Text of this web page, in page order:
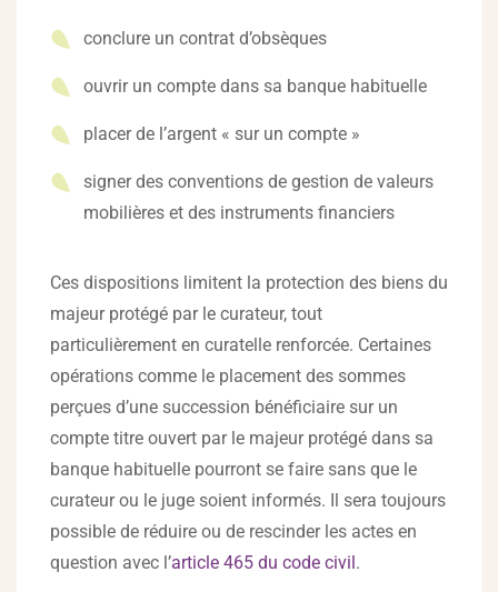
conclure un contrat d’obsèques
ouvrir un compte dans sa banque habituelle
placer de l’argent « sur un compte »
signer des conventions de gestion de valeurs
mobilières et des instruments financiers
Ces dispositions limitent la protection des biens du
majeur protégé par le curateur, tout
particulièrement en curatelle renforcée. Certaines
opérations comme le placement des sommes
perçues d’une succession bénéficiaire sur un
compte titre ouvert par le majeur protégé dans sa
banque habituelle pourront se faire sans que le
curateur ou le juge soient informés. Il sera toujours
possible de réduire ou de rescinder les actes en
question avec l’article 465 du code civil.